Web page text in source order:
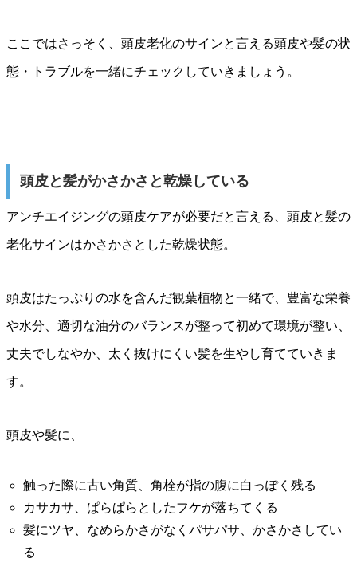
ここではさっそく、頭皮老化のサインと言える頭皮や髪の状
態・トラブルを一緒にチェックしていきましょう。
頭皮と髪がかさかさと乾燥している
アンチエイジングの頭皮ケアが必要だと言える、頭皮と髪の
老化サインはかさかさとした乾燥状態。
頭皮はたっぷりの水を含んだ観葉植物と一緒で、豊富な栄養
や水分、適切な油分のバランスが整って初めて環境が整い、
丈夫でしなやか、太く抜けにくい髪を生やし育てていきま
す。
頭皮や髪に、
触った際に古い角質、角栓が指の腹に白っぽく残る
カサカサ、ぱらぱらとしたフケが落ちてくる
髪にツヤ、なめらかさがなくパサパサ、かさかさしてい
る